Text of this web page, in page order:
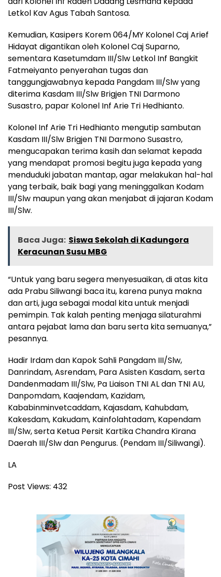
Letkol Kav Agus Tabah Santosa.
Kemudian, Kasipers Korem 064/MY Kolonel Caj Arief
Hidayat digantikan oleh Kolonel Caj Suparno,
sementara Kasetumdam III/Slw Letkol Inf Bangkit
Fatmeiyanto penyerahan tugas dan
tanggungjawabnya kepada Pangdam III/Slw yang
diterima Kasdam III/Slw Brigjen TNI Darmono
Susastro, papar Kolonel Inf Arie Tri Hedhianto.
Kolonel Inf Arie Tri Hedhianto mengutip sambutan
Kasdam III/Slw Brigjen TNI Darmono Susastro,
mengucapakan terima kasih dan selamat kepada
yang mendapat promosi begitu juga kepada yang
menduduki jabatan mantap, agar melakukan hal-hal
yang terbaik, baik bagi yang meninggalkan Kodam
III/Slw maupun yang akan menjabat di jajaran Kodam
III/Slw.
Baca Juga: Siswa Sekolah di Kadungora
Keracunan Susu MBG
“Untuk yang baru segera menyesuaikan, di atas kita
ada Prabu Siliwangi baca itu, karena punya makna
dan arti, juga sebagai modal kita untuk menjadi
pemimpin. Tak kalah penting menjaga silaturahmi
antara pejabat lama dan baru serta kita semuanya,”
pesannya.
Hadir Irdam dan Kapok Sahli Pangdam III/Slw,
Danrindam, Asrendam, Para Asisten Kasdam, serta
Dandenmadam III/Slw, Pa Liaison TNI AL dan TNI AU,
Danpomdam, Kaajendam, Kazidam,
Kababinminvetcaddam, Kajasdam, Kahubdam,
Kakesdam, Kakudam, Kainfolahtadam, Kapendam
III/Slw, serta Ketua Persit Kartika Chandra Kirana
Daerah III/Slw dan Pengurus. (Pendam III/Siliwangi).
LA
Post Views: 432